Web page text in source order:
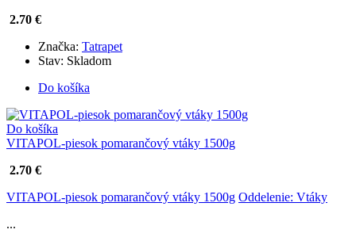
2.70 €
Značka: Tatrapet
Stav: Skladom
Do košíka
Do košíka
VITAPOL-piesok pomarančový vtáky 1500g
2.70 €
VITAPOL-piesok pomarančový vtáky 1500g Oddelenie: Vtáky
...